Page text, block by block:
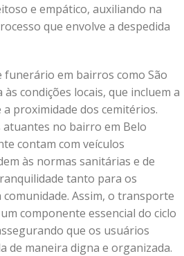
e empático, auxiliando na
que envolve a despedida
em bairros como São
condições locais, que incluem a
proximidade dos cemitérios.
atuantes no bairro em Belo
contam com veículos
às normas sanitárias e de
tanto para os
Assim, o transporte
componente essencial do ciclo
que os usuários
de maneira digna e organizada.